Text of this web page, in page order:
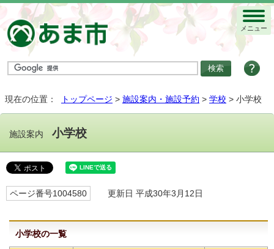
メニュー
現在の位置： トップページ > 施設案内・施設予約 > 学校 > 小学校
施設案内 小学校
ページ番号1004580 更新日 平成30年3月12日
小学校の一覧